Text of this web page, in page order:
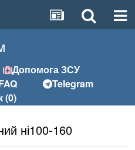
Допомога ЗСУ
Telegram
(0)
ні100-160